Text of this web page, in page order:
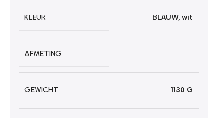
KLEUR BLAUW, wit
AFMETING
GEWICHT 1130 G